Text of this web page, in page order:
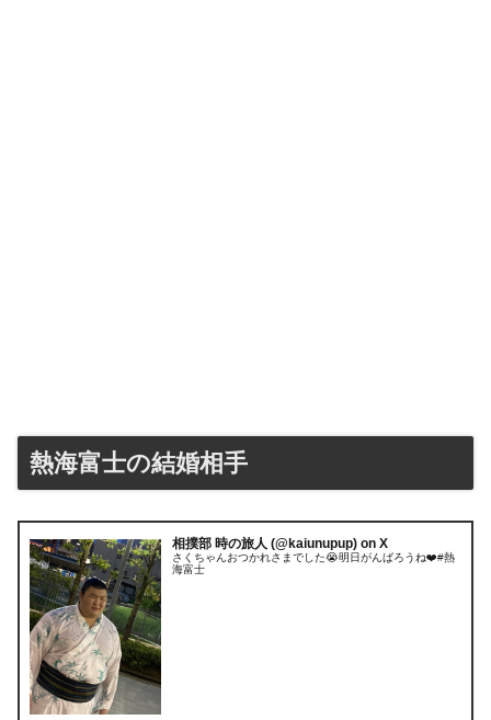
熱海富士の結婚相手
相撲部 時の旅人 (@kaiunupup) on X
さくちゃんおつかれさまでした😭明日がんばろうね❤️#熱
海富士